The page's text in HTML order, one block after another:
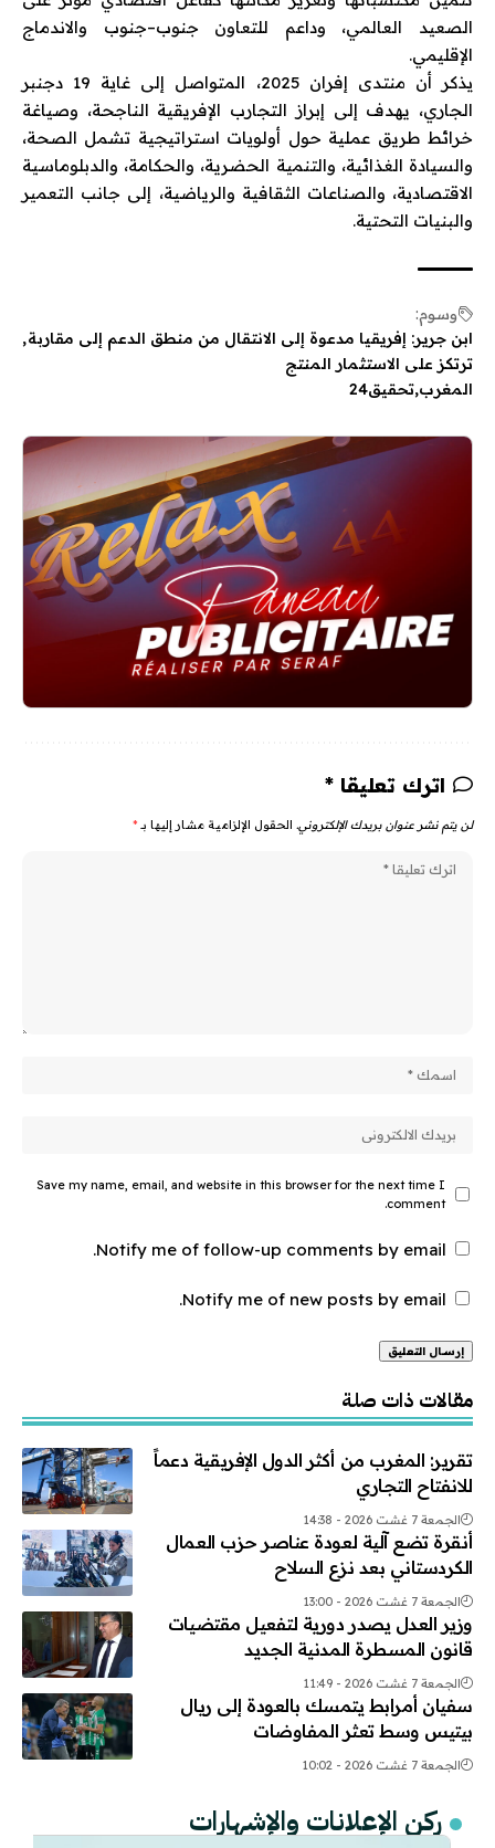
الصعيد العالمي، وداعم للتعاون جنوب–جنوب والاندماج
الإقليمي.
يذكر أن منتدى إفران 2025، المتواصل إلى غاية 19 دجنبر
الجاري، يهدف إلى إبراز التجارب الإفريقية الناجحة، وصياغة
خرائط طريق عملية حول أولويات استراتيجية تشمل الصحة،
والسيادة الغذائية، والتنمية الحضرية، والحكامة، والدبلوماسية
الاقتصادية، والصناعات الثقافية والرياضية، إلى جانب التعمير
والبنيات التحتية.
وسوم:
ابن جرير: إفريقيا مدعوة إلى الانتقال من منطق الدعم إلى مقاربة
ترتكز على الاستثمار المنتج
المغرب تحقيق24
اترك تعليقا *
لن يتم نشر عنوان بريدك الإلكتروني. الحقول الإلزامية مشار إليها بـ *
Save my name, email, and website in this browser for the next time I
comment.
Notify me of follow-up comments by email.
Notify me of new posts by email.
مقالات ذات صلة
تقرير: المغرب من أكثر الدول الإفريقية دعماً
للانفتاح التجاري
الجمعة 7 غشت 2026 - 14:38
أنقرة تضع آلية لعودة عناصر حزب العمال
الكردستاني بعد نزع السلاح
الجمعة 7 غشت 2026 - 13:00
وزير العدل يصدر دورية لتفعيل مقتضيات
قانون المسطرة المدنية الجديد
الجمعة 7 غشت 2026 - 11:49
سفيان أمرابط يتمسك بالعودة إلى ريال
بيتيس وسط تعثر المفاوضات
الجمعة 7 غشت 2026 - 10:02
ركن الإعلانات والإشهارات